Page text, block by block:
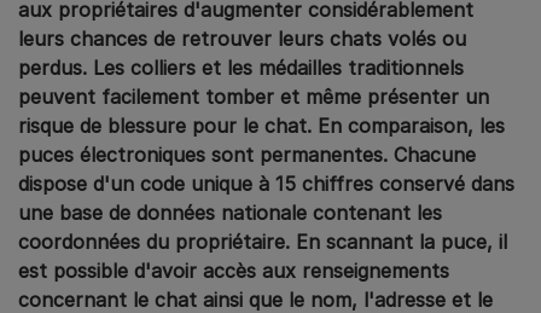
aux propriétaires d'augmenter considérablement
leurs chances de retrouver leurs chats volés ou
perdus. Les colliers et les médailles traditionnels
peuvent facilement tomber et même présenter un
risque de blessure pour le chat. En comparaison, les
puces électroniques sont permanentes. Chacune
dispose d'un code unique à 15 chiffres conservé dans
une base de données nationale contenant les
coordonnées du propriétaire. En scannant la puce, il
est possible d'avoir accès aux renseignements
concernant le chat ainsi que le nom, l'adresse et le